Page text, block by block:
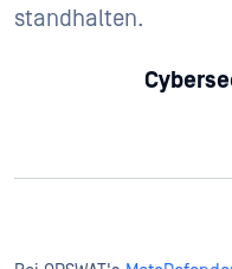
standhalten.